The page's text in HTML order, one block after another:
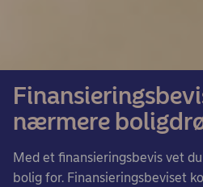
nærmere
Med et finansieringsbevis vet
bolig for. Finansieringsbeviset